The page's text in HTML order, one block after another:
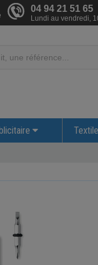
04 94 21 51 65
Lundi au vendredi,
Textile